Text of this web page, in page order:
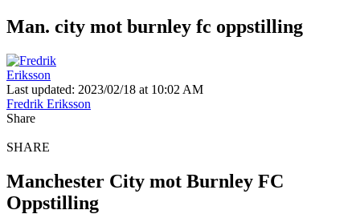
Man. city mot burnley fc oppstilling
Last updated: 2023/02/18 at 10:02 AM
Fredrik Eriksson
Share
SHARE
Manchester City mot Burnley FC
Oppstilling